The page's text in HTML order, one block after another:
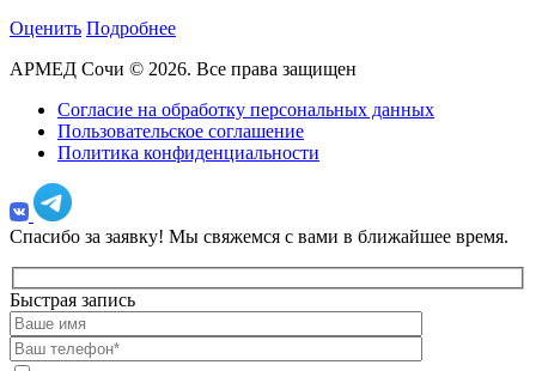
Оценить Подробнее
АРМЕД Сочи © 2026. Все права защищен
Согласие на обработку персональных данных
Пользовательское соглашение
Политика конфиденциальности
Спасибо за заявку! Мы свяжемся с вами в ближайшее время.
Быстрая запись